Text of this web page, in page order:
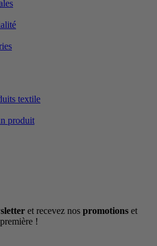
textile
produit
et recevez nos promotions et
!